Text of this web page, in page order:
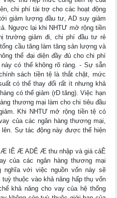
chi phí tài trợ cho các hoạt động
giảm lượng đầu tư, AD suy giảm
Ngược lại khi NHTƯ mở rộng tiền
trường giảm đi, chi phí đầu tư rẻ
cầu tăng làm tăng sản lượng và
thể đại diện đầy đủ cho chi phí
có thể không rõ ràng. - Sự sẵn
sách tiền tệ là thắt chặt, mức
có thể thay đổi rất ít nhưng khả
có thể giảm (rD tăng). Việc hạn
thương mại làm cho chi tiêu đầu
Khi NHTƯ mở rộng tiền tệ có
của các ngân hàng thương mại,
lên. Sự tác động này được thể hiện
IÊ Æ ADÊ Æ thu nhập và giá cảÊ
của các ngân hàng thương mại
nghĩa với việc nguồn vốn này sẽ
thuộc vào khả năng hấp thụ vốn
khả năng cho vay của hệ thống